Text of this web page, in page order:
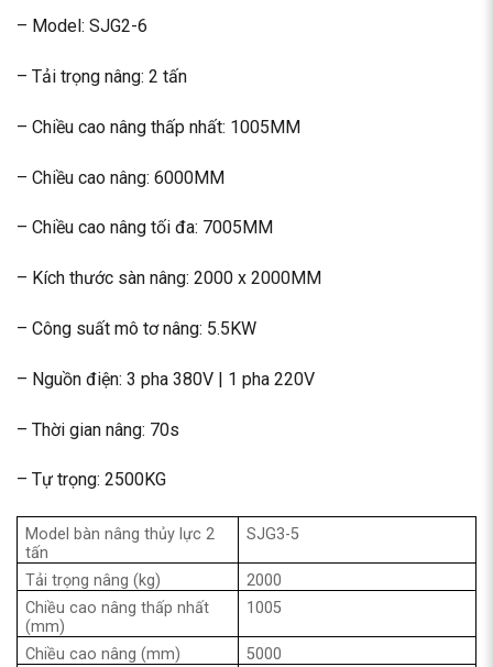
– Model: SJG2-6
– Tải trọng nâng: 2 tấn
– Chiều cao nâng thấp nhất: 1005MM
– Chiều cao nâng: 6000MM
– Chiều cao nâng tối đa: 7005MM
– Kích thước sàn nâng: 2000 x 2000MM
– Công suất mô tơ nâng: 5.5KW
– Nguồn điện: 3 pha 380V | 1 pha 220V
– Thời gian nâng: 70s
– Tự trọng: 2500KG
Model bàn nâng thủy lực 2
tấn
SJG3-5
Tải trọng nâng (kg)
2000
Chiều cao nâng thấp nhất
(mm)
1005
Chiều cao nâng (mm) 5000